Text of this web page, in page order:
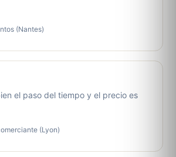
(Nantes)
el paso del tiempo y el precio es
(Lyon)